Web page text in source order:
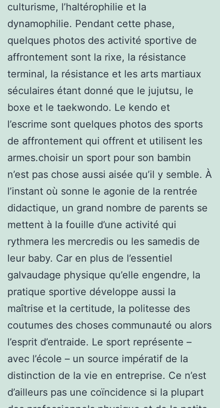
culturisme, l’haltérophilie et la
dynamophilie. Pendant cette phase,
quelques photos des activité sportive de
affrontement sont la rixe, la résistance
terminal, la résistance et les arts martiaux
séculaires étant donné que le jujutsu, le
boxe et le taekwondo. Le kendo et
l’escrime sont quelques photos des sports
de affrontement qui offrent et utilisent les
armes.choisir un sport pour son bambin
n’est pas chose aussi aisée qu’il y semble. À
l’instant où sonne le agonie de la rentrée
didactique, un grand nombre de parents se
mettent à la fouille d’une activité qui
rythmera les mercredis ou les samedis de
leur baby. Car en plus de l’essentiel
galvaudage physique qu’elle engendre, la
pratique sportive développe aussi la
maîtrise et la certitude, la politesse des
coutumes des choses communauté ou alors
l’esprit d’entraide. Le sport représente –
avec l’école – un source impératif de la
distinction de la vie en entreprise. Ce n’est
d’ailleurs pas une coïncidence si la plupart